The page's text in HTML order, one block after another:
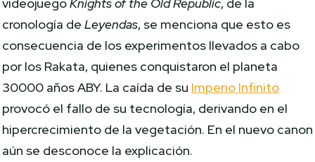
cronología deLeyendas, se menciona que esto es
consecuencia de los experimentos llevados a cabo
por los Rakata, quienes conquistaron el planeta
30000 años ABY. La caída de su Imperio Infinito
provocó el fallo de su tecnología, derivando en el
hipercrecimiento de la vegetación. En el nuevo canon
aún se desconoce la explicación.